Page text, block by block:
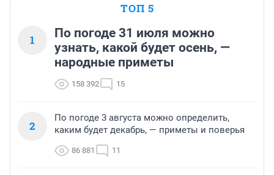
ТОП 5
1
По погоде 31 июля можно
узнать, какой будет осень, —
народные приметы
158 392 15
2
По погоде 3 августа можно определить,
каким будет декабрь, — приметы и поверья
86 881 11